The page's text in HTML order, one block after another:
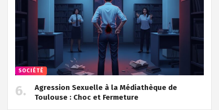
SOCIÉTÉ
Agression Sexuelle à la Médiathèque de
Toulouse : Choc et Fermeture